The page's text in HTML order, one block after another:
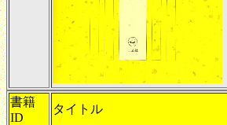
書籍
ID
タイトル